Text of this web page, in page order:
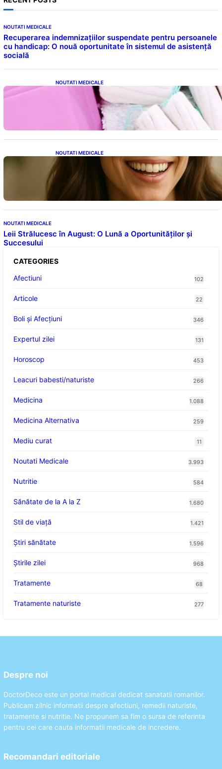
NOUTATI MEDICALE
Recuperarea indemnizațiilor suspendate pentru persoanele
cu handicap: O nouă oportunitate în sistemul de asistență
socială
NOUTATI MEDICALE
Tampoanele menstruale: O analiză profundă
a riscurilor legate de metale toxice
NOUTATI MEDICALE
Ceaiul – Băutura care protejează inima:
Descoperiri recente despre beneficiile
consumului zilnic
NOUTATI MEDICALE
Leii Strălucesc în August: O Lună a Oportunităților și
Succesului
CATEGORIES
Afectiuni
102
Articole 22
Boli și Afecțiuni 346
Expertul zilei 131
Horoscop 453
Leacuri babesti/naturiste 266
Medicina 1.088
Medicina Alternativa 259
Mediu curat 11
Noutati Medicale 3.993
Nutritie 584
Sănătate de la A la Z 1.680
Stil de viaţă 1.421
Ştiri sănătate 1.596
Știrile zilei 968
Tratamente 68
Tratamente naturiste 277
Despre noi
DoctorDeco este un portal medical dedicat sanatatii romanilor.
Publicam zilnic informatii despre afectiuni, remedii naturiste,
tratamente si nutritie. Ne propunem sa fim o sursa de referinta
pentru cei care cauta informatii medicale de incredere.
Recomandari editoriale